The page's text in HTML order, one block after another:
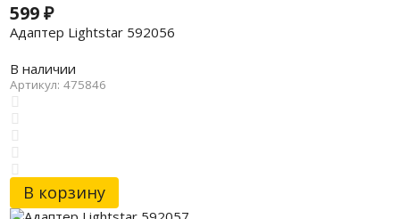
599₽
Адаптер Lightstar 592056
В наличии
Артикул: 475846
В корзину